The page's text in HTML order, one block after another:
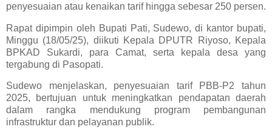
penyesuaian atau kenaikan tarif hingga sebesar 250 persen.
Rapat dipimpin oleh Bupati Pati, Sudewo, di kantor bupati,
Minggu (18/05/25), diikuti Kepala DPUTR Riyoso, Kepala
BPKAD Sukardi, para Camat, serta kepala desa yang
tergabung di Pasopati.
Sudewo menjelaskan, penyesuaian tarif PBB-P2 tahun
2025, bertujuan untuk meningkatkan pendapatan daerah
dalam rangka mendukung program pembangunan
infrastruktur dan pelayanan publik.